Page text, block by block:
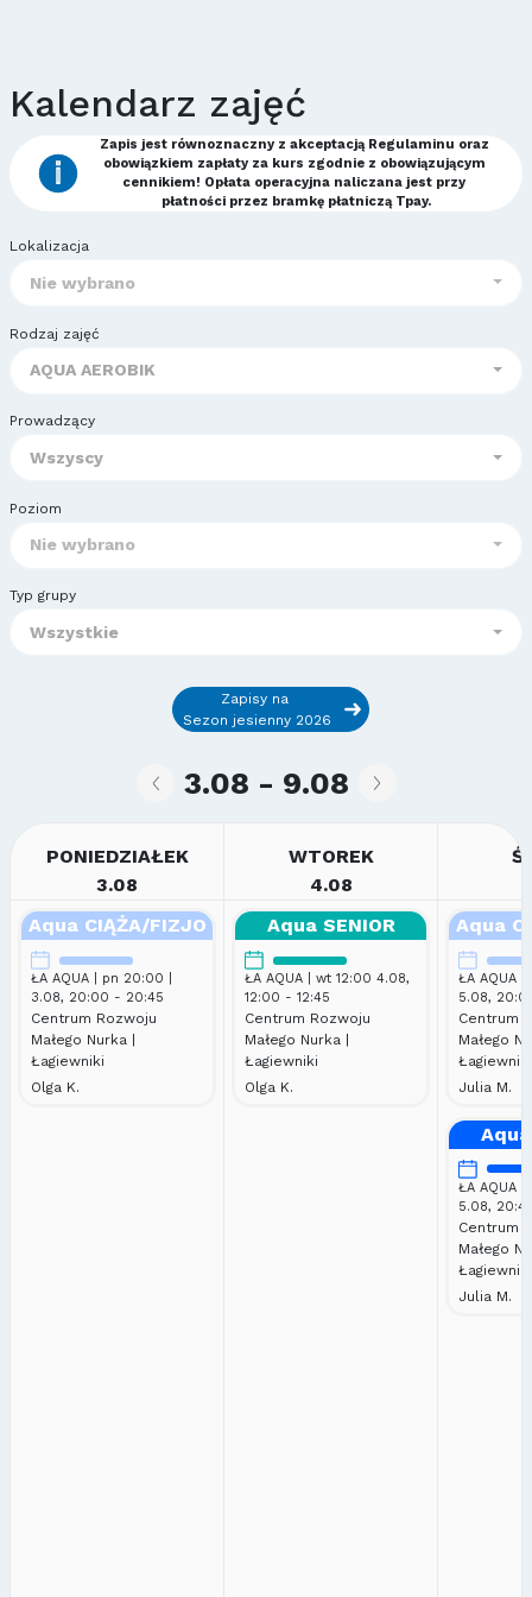
Kalendarz zajęć
Zapis jest równoznaczny z akceptacją Regulaminu oraz
obowiązkiem zapłaty za kurs zgodnie z obowiązującym
cennikiem! Opłata operacyjna naliczana jest przy
płatności przez bramkę płatniczą Tpay.
Lokalizacja
Nie wybrano
Rodzaj zajęć
AQUA AEROBIK
Prowadzący
Wszyscy
Poziom
Nie wybrano
Typ grupy
Wszystkie
Zapisy na
Sezon jesienny 2026
3.08 - 9.08
PONIEDZIAŁEK
3.08
Aqua CIĄŻA/FIZJO
ŁA AQUA | pn 20:00 |
3.08, 20:00 - 20:45
Centrum Rozwoju
Małego Nurka |
Łagiewniki
Olga K.
WTOREK
4.08
Aqua SENIOR
ŁA AQUA | wt 12:00 4.08,
12:00 - 12:45
Centrum Rozwoju
Małego Nurka |
Łagiewniki
Olga K.
Aqua
ŁA AQUA
5.08,
Centrum
Małego
Łagiewniki
Julia M.
Aqua
ŁA AQUA
5.08,
Centrum
Małego
Łagiewniki
Julia M.